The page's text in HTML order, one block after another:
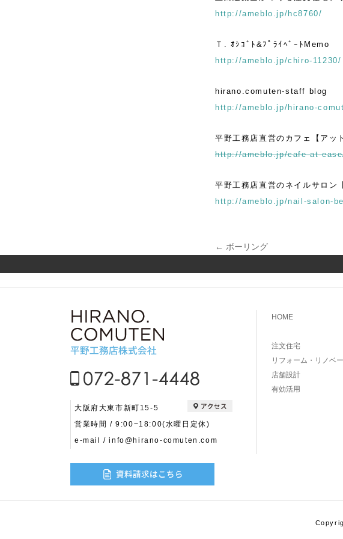
http://ameblo.jp/hc8760/
Ｔ. ｵｼｺﾞﾄ&ﾌﾟﾗｲﾍﾞｰﾄMemo
http://ameblo.jp/chiro-11230/
hirano.comuten-staff blog
http://ameblo.jp/hirano-
平野工務店直営のカフェ【アッ
http://ameblo.jp/cafe-at-
平野工務店直営のネイルサロ
http://ameblo.jp/nail-salon-
投稿ナビゲーション
← ボーリング
大阪府大東市新町15-5
営業時間 / 9:00~18:00(水曜日定休)
e-mail / info@hirano-comuten.com
HOME
注文住宅
リフォーム・リノベ
店舗設計
有効活用